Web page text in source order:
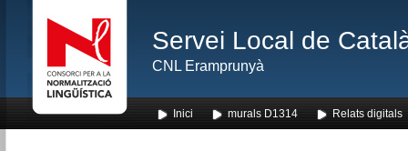
Servei Local de
CNL Eramprunyà
Inici murals D1314 Relats digitals